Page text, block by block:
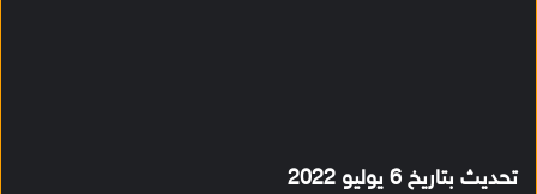
تحديث بتاريخ 6 يوليو 2022